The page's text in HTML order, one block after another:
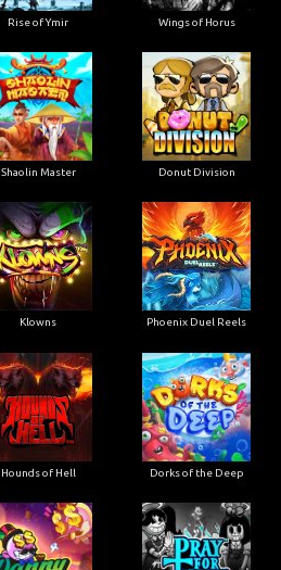
Rise of Ymir Wings of Horus
Shaolin Master Donut Division
Klowns Phoenix Duel Reels
Hounds of Hell Dorks of the Deep